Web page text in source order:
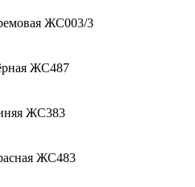
ЖС003/3
ЖС487
ЖС383
ЖС483